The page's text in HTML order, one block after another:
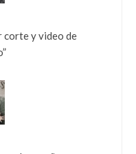
corte y video de